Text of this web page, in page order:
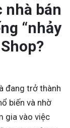
nhà bán
“nhảy
đang trở thành
biến và nhờ
gia vào việc